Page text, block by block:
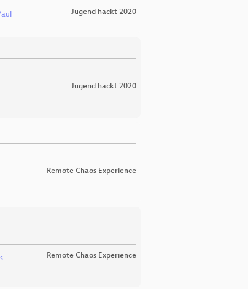
Jugend hackt 2020
Jugend hackt 2020
Remote Chaos Experience
Remote Chaos Experience